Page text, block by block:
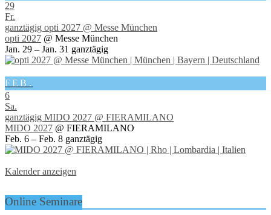
29
Fr.
ganztägig opti 2027 @ Messe München
opti 2027 @ Messe München
Jan. 29 – Jan. 31 ganztägig
FEB.
6
Sa.
ganztägig MIDO 2027 @ FIERAMILANO
MIDO 2027 @ FIERAMILANO
Feb. 6 – Feb. 8 ganztägig
Kalender anzeigen
Online Seminare